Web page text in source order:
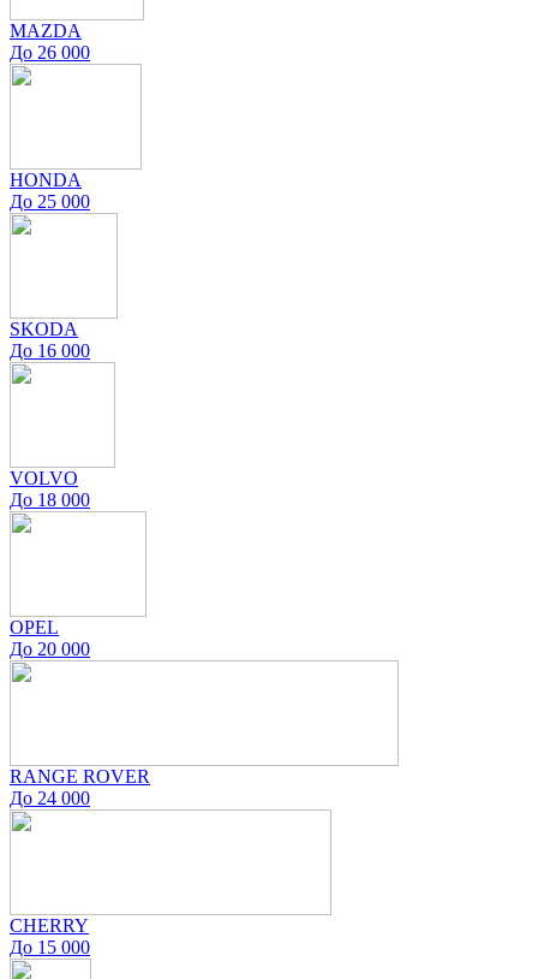
MAZDA
До 26 000
HONDA
До 25 000
SKODA
До 16 000
VOLVO
До 18 000
OPEL
До 20 000
RANGE ROVER
До 24 000
CHERRY
До 15 000